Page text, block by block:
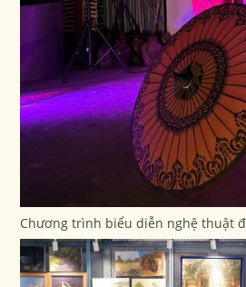
Chương trình biểu diễn nghệ thuật